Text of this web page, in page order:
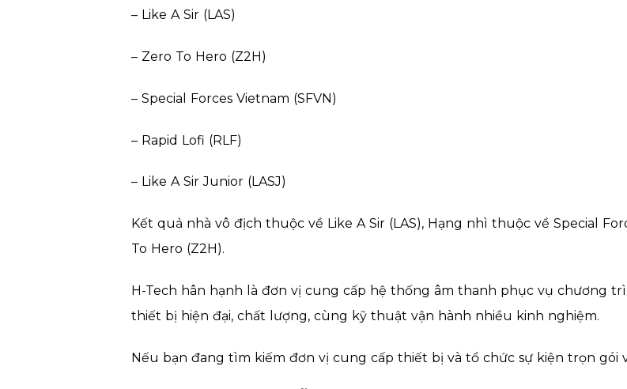
– Like A Sir (LAS)
– Zero To Hero (Z2H)
– Special Forces Vietnam (SFVN)
– Rapid Lofi (RLF)
– Like A Sir Junior (LASJ)
Kết quả nhà vô địch thuộc về Like A Sir (LAS), Hạng nhì thuộc về Special
To Hero (Z2H).
H-Tech hân hạnh là đơn vị cung cấp hệ thống âm thanh phục vụ chương
thiết bị hiện đại, chất lượng, cùng kỹ thuật vận hành nhiều kinh nghiệm.
Nếu bạn đang tìm kiếm đơn vị cung cấp thiết bị và tổ chức sự kiện trọn